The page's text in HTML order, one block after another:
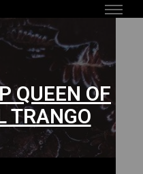
QUEEN OF
TRANGO